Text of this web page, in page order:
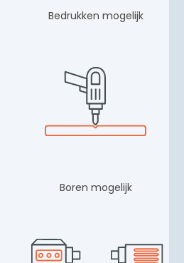
Bedrukken mogelijk
Boren mogelijk